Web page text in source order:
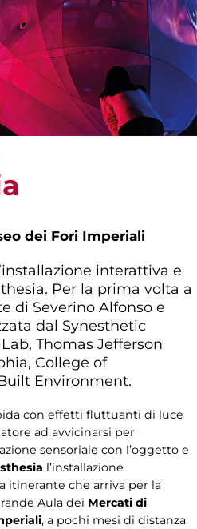
dei Fori Imperiali
interattiva e
Per la prima volta a
di Severino Alfonso e
dal Synesthetic
Thomas Jefferson
College of
Environment.
con effetti fluttuanti di luce
ad avvicinarsi per
sensoriale con l’oggetto e
l’installazione
itinerante che arriva per la
Aula dei Mercati di
, a pochi mesi di distanza